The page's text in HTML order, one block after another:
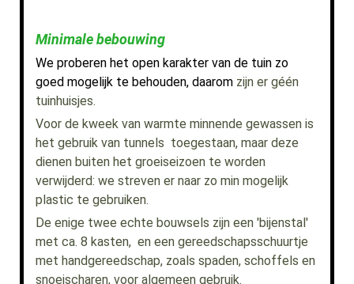
Minimale bebouwing
We proberen het open karakter van de tuin zo
goed mogelijk te behouden, daarom zijn er géén
tuinhuisjes.
Voor de kweek van warmte minnende gewassen is
het gebruik van tunnels toegestaan, maar deze
dienen buiten het groeiseizoen te worden
verwijderd: we streven er naar zo min mogelijk
plastic te gebruiken.
De enige twee echte bouwsels zijn een 'bijenstal'
met ca. 8 kasten, en een gereedschapsschuurtje
met handgereedschap, zoals spaden, schoffels en
snoeischaren, voor algemeen gebruik.